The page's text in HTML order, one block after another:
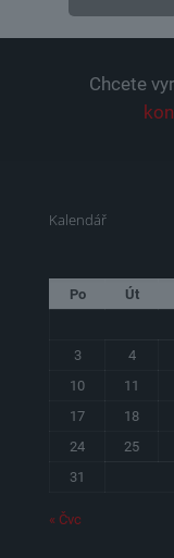
Chcete
Kalendář
Po Út
3
4
10
11
17
18
24
25
31
« Čvc